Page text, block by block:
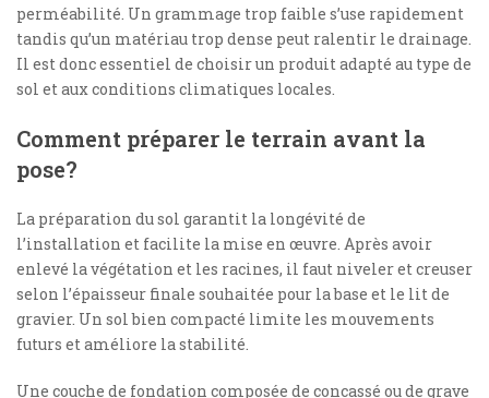
perméabilité. Un grammage trop faible s’use rapidement
tandis qu’un matériau trop dense peut ralentir le drainage.
Il est donc essentiel de choisir un produit adapté au type de
sol et aux conditions climatiques locales.
Comment préparer le terrain avant la
pose?
La préparation du sol garantit la longévité de
l’installation et facilite la mise en œuvre. Après avoir
enlevé la végétation et les racines, il faut niveler et creuser
selon l’épaisseur finale souhaitée pour la base et le lit de
gravier. Un sol bien compacté limite les mouvements
futurs et améliore la stabilité.
Une couche de fondation composée de concassé ou de grave